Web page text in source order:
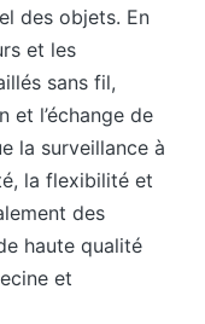
des objets. En
et les
sans fil,
et l’échange de
la surveillance à
la flexibilité et
des
haute qualité
et